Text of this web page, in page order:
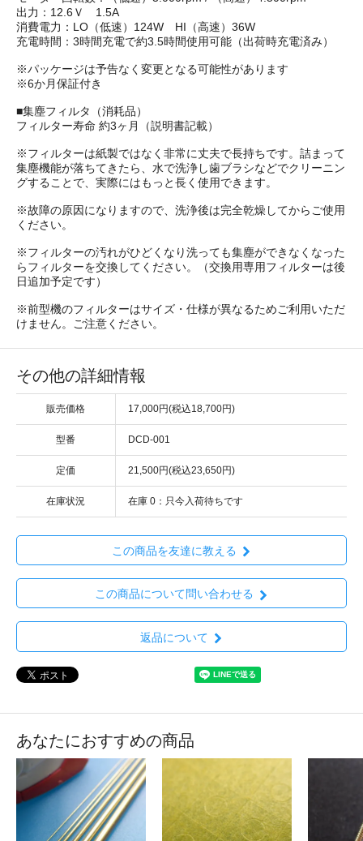
出力：12.6Ｖ 1.5A
消費電力：LO（低速）124W HI（高速）36W
充電時間：3時間充電で約3.5時間使用可能（出荷時充電済み）
※パッケージは予告なく変更となる可能性があります
※6か月保証付き
■集塵フィルタ（消耗品）
フィルター寿命 約3ヶ月（説明書記載）
※フィルターは紙製ではなく非常に丈夫で長持ちです。詰まって
集塵機能が落ちてきたら、水で洗浄し歯ブラシなどでクリーニン
グすることで、実際にはもっと長く使用できます。
※故障の原因になりますので、洗浄後は完全乾燥してからご使用
ください。
※フィルターの汚れがひどくなり洗っても集塵ができなくなった
らフィルターを交換してください。（交換用専用フィルターは後
日追加予定です）
※前型機のフィルターはサイズ・仕様が異なるためご利用いただ
けません。ご注意ください。
その他の詳細情報
販売価格 17,000円(税込18,700円)
型番 DCD-001
定価 21,500円(税込23,650円)
在庫状況 在庫 0：只今入荷待ちです
この商品を友達に教える
この商品について問い合わせる
返品について
あなたにおすすめの商品